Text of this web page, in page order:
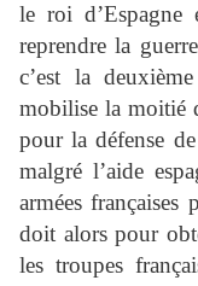
le roi d’Espagne
reprendre la
c’est la
mobilise la moitié
pour la défense
malgré l’aide
armées françaises
doit alors pour
les troupes